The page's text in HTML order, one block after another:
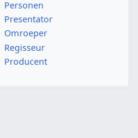
Personen
Presentator
Omroeper
Regisseur
Producent